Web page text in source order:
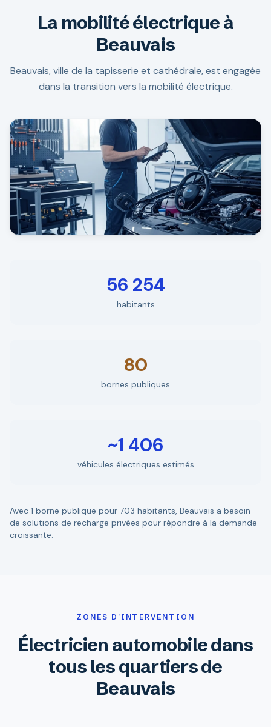
La mobilité électrique à
Beauvais
Beauvais, ville de la tapisserie et cathédrale, est engagée
dans la transition vers la mobilité électrique.
56 254
habitants
80
bornes publiques
~1 406
véhicules électriques estimés
Avec 1 borne publique pour 703 habitants, Beauvais a besoin
de solutions de recharge privées pour répondre à la demande
croissante.
ZONES D'INTERVENTION
Électricien automobile dans
tous les quartiers de
Beauvais